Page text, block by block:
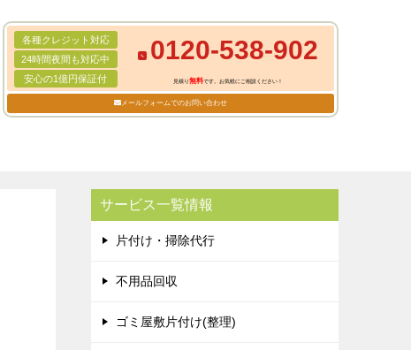
各種クレジット対応
24時間夜間も対応中
安心の1億円保証付
0120-538-902
見積り無料です。お気軽にご相談ください！
メールフォームでのお問い合わせ
サービス一覧情報
片付け・掃除代行
不用品回収
ゴミ屋敷片付け(整理)